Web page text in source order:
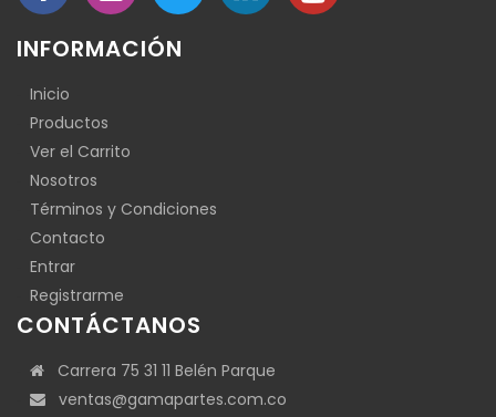
INFORMACIÓN
Inicio
Productos
Ver el Carrito
Nosotros
Términos y Condiciones
Contacto
Entrar
Registrarme
CONTÁCTANOS
Carrera 75 31 11 Belén Parque
ventas@gamapartes.com.co